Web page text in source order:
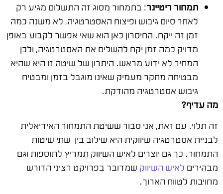
תמחור ריטיינר: בתמחור מסוג זה התשלום מגיע רק
לאחר סיום גיבוש ופיצוח האסטרטגיה, לא משנה כמה
זמן זה ייקח. החיסרון כאן הוא שאי אפשר לקבוע באופן
מדויק כמה זמן יקח להשלים את האסטרטגיה, ולכן
המחיר לא ידוע מראש. היתרון של שיטה זו היא שהיא
מבטיחה מחקר מעמיק שאינו מוגבל בזמן ומבטיח
גיבוש אסטרטגיה מהודקת.
מה עדיף?
זה תלוי. עם זאת, אני סבור ששיטת התמחור האידיאלית
לבניית אסטרטגיה שיווקית היא שילוב בין שתי שיטות
התמחור. כך גם יוצרים לאיש השיווק תמריץ לתוספות וגם
מבהירים לאיש השיווק שמדובר בפרויקט רציני הדורש
מחויבות לטווח הארוך.